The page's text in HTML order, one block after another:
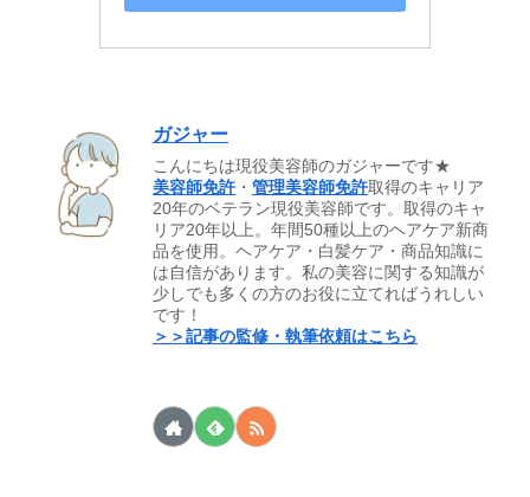
ガジャー
こんにちは現役美容師のガジャーです★
美容師免許 ・管理美容師免許取得のキャリア
20年のベテラン現役美容師です。取得のキャ
リア20年以上。年間50種以上のヘアケア新商
品を使用。ヘアケア・白髪ケア・商品知識に
は自信があります。私の美容に関する知識が
少しでも多くの方のお役に立てればうれしい
です！
＞＞記事の監修・執筆依頼はこちら